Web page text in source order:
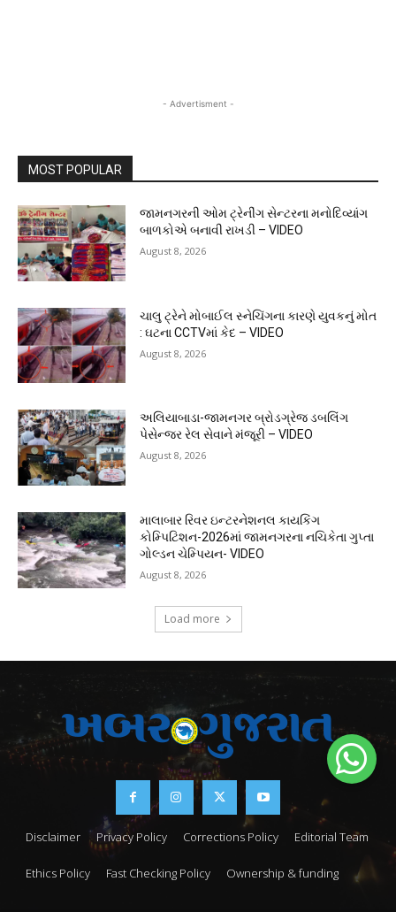
- Advertisment -
MOST POPULAR
જામનગરની ઓમ ટ્રેનીંગ સેન્ટરના મનોદિવ્યાંગ
બાળકોએ બનાવી રાખડી – VIDEO
August 8, 2026
ચાલુ ટ્રેને મોબાઈલ સ્નેચિંગના કારણે યુવકનું મોત
: ઘટના CCTVમાં કેદ – VIDEO
August 8, 2026
અલિયાબાડા-જામનગર બ્રોડગ્રેજ ડબલિંગ
પેસેન્જર રેલ સેવાને મંજૂરી – VIDEO
August 8, 2026
માલાબાર રિવર ઇન્ટરનેશનલ કાયકિંગ
કોમ્પિટિશન-2026માં જામનગરના નચિકેતા ગુપ્તા
ગોલ્ડન ચેમ્પિયન- VIDEO
August 8, 2026
Load more
Disclaimer Privacy Policy Corrections Policy Editorial Team
Ethics Policy Fast Checking Policy Ownership & funding